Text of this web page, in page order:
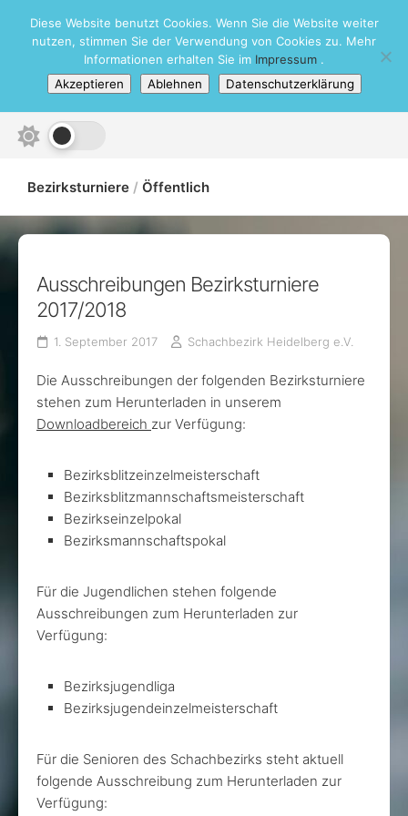
content
Schachbezirk Heidelberg e.V.
Bezirksturniere / Öffentlich
Ausschreibungen Bezirksturniere
2017/2018
1. September 2017 Schachbezirk Heidelberg e.V.
Die Ausschreibungen der folgenden Bezirksturniere
stehen zum Herunterladen in unserem
Downloadbereich zur Verfügung:
Bezirksblitzeinzelmeisterschaft
Bezirksblitzmannschaftsmeisterschaft
Bezirkseinzelpokal
Bezirksmannschaftspokal
Für die Jugendlichen stehen folgende
Ausschreibungen zum Herunterladen zur
Verfügung:
Bezirksjugendliga
Bezirksjugendeinzelmeisterschaft
Für die Senioren des Schachbezirks steht aktuell
folgende Ausschreibung zum Herunterladen zur
Verfügung:
Diese Website benutzt Cookies. Wenn Sie die Website weiter
nutzen, stimmen Sie der Verwendung von Cookies zu. Mehr
Informationen erhalten Sie im Impressum .
Akzeptieren
Ablehnen Datenschutzerklärung